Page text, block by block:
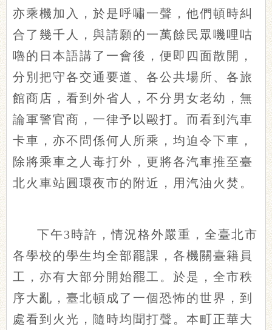
亦乘機加入，於是呼嘯一聲，他們頓時糾
合了幾千人，與請願的一萬餘民眾嘰哩咕
嚕的日本語講了一會後，便即四面散開，
分別把守各交通要道、各公共場所、各旅
館商店，看到外省人，不分男女老幼，無
論軍警官商，一律予以毆打。而看到汽車
卡車，亦不問係何人所乘，均迫令下車，
除將乘車之人毒打外，更將各汽車推至臺
北火車站圓環夜市的附近，用汽油火焚。
下午3時許，情況格外嚴重，全臺北市
各學校的學生均全部罷課，各機關臺籍員
工，亦有大部分開始罷工。於是，全市秩
序大亂，臺北頓成了一個恐怖的世界，到
處看到火光，隨時均聞打聲。本町正華大